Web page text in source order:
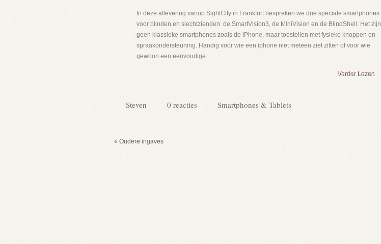
In deze aflevering vanop SightCity in Frankfurt bespreken we drie speciale smartphones
voor blinden en slechtzienden: de SmartVision3, de MiniVision en de BlindShell. Het zijn
geen klassieke smartphones zoals de iPhone, maar toestellen met fysieke knoppen en
spraakondersteuning. Handig voor wie een iphone niet meteen ziet zitten of voor wie
gewoon een eenvoudige...
Verder Lezen
Steven 0 reacties Smartphones & Tablets
« Oudere ingaves